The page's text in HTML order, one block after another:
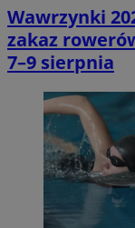
Wawrzynki
zakaz
7–9 sierpnia